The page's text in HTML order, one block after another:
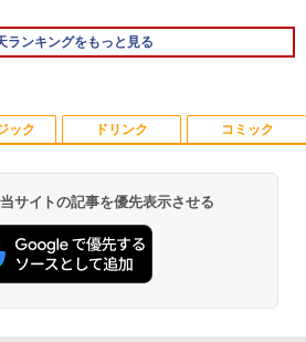
ランキングをもっと見る
古パソコン 一体型 富士通 ESPRIMO F
1.90GHz メモリ4GB 1TB 21.5イ
チ Office付き DVD Webカメラ 無線L
3ヶ月保証 wd2685 中古
15,800
エントリーで最大全額ポイント還元｜
接続 PCモニター ブラック 24E1N130
11 [23.8型 /フルHD(1920×1080) /ワ
ド /100Hz]
19,620
いしい！イラストレッスン クレパス
1,518
は神様から与えられた特別な時間 （幻
Soundcore P40i オフホワイト
ック
WAYNE feat. Flo Milli, ATL Jacob
ドリンク
天然水 ラベルレス 500ml ×24本
山の天然水 バナジウム含有 水 ミネラル
ーター ペットボトル 静岡県産 500ミリリ
ル (Smart Basic)
コミック
のひとりごと 17巻 (デジタル版ビッグガ
ンコミックス)
サイトの記事を優先表示させる